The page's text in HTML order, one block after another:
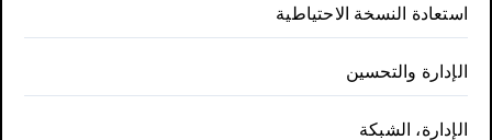
استعادة النسخة الاحتياطية
الإدارة والتحسين
الإدارة، الشبكة